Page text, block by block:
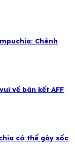
Chênh
về bán kết AFF
có thể gây sốc